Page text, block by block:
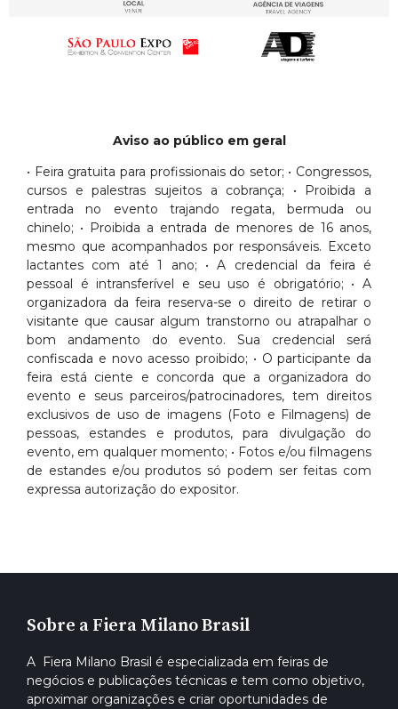
Aviso ao público em geral
• Feira gratuita para profissionais do setor; • Congressos,
cursos e palestras sujeitos a cobrança; • Proibida a
entrada no evento trajando regata, bermuda ou
chinelo; • Proibida a entrada de menores de 16 anos,
mesmo que acompanhados por responsáveis. Exceto
lactantes com até 1 ano; • A credencial da feira é
pessoal é intransferível e seu uso é obrigatório; • A
organizadora da feira reserva-se o direito de retirar o
visitante que causar algum transtorno ou atrapalhar o
bom andamento do evento. Sua credencial será
confiscada e novo acesso proibido; • O participante da
feira está ciente e concorda que a organizadora do
evento e seus parceiros/patrocinadores, tem direitos
exclusivos de uso de imagens (Foto e Filmagens) de
pessoas, estandes e produtos, para divulgação do
evento, em qualquer momento; • Fotos e/ou filmagens
de estandes e/ou produtos só podem ser feitas com
expressa autorização do expositor.
Sobre a Fiera Milano Brasil
A Fiera Milano Brasil é especializada em feiras de
negócios e publicações técnicas e tem como objetivo,
aproximar organizações e criar oportunidades de